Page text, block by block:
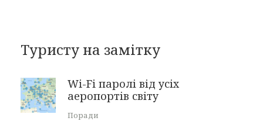
Туристу на замітку
Wi-Fi паролі від усіх
аеропортів світу
Поради